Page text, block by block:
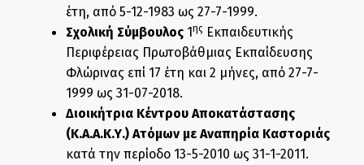
έτη, από 5-12-1983 ως 27-7-1999.
Σχολική Σύμβουλος 1ης Εκπαιδευτικής
Περιφέρειας Πρωτοβάθμιας Εκπαίδευσης
Φλώρινας επί 17 έτη και 2 μήνες, από 27-7-
1999 ως 31-07-2018.
Διοικήτρια Κέντρου Αποκατάστασης
(Κ.Α.Α.Κ.Υ.) Ατόμων με Αναπηρία Καστοριάς
κατά την περίοδο 13-5-2010 ως 31-1-2011.